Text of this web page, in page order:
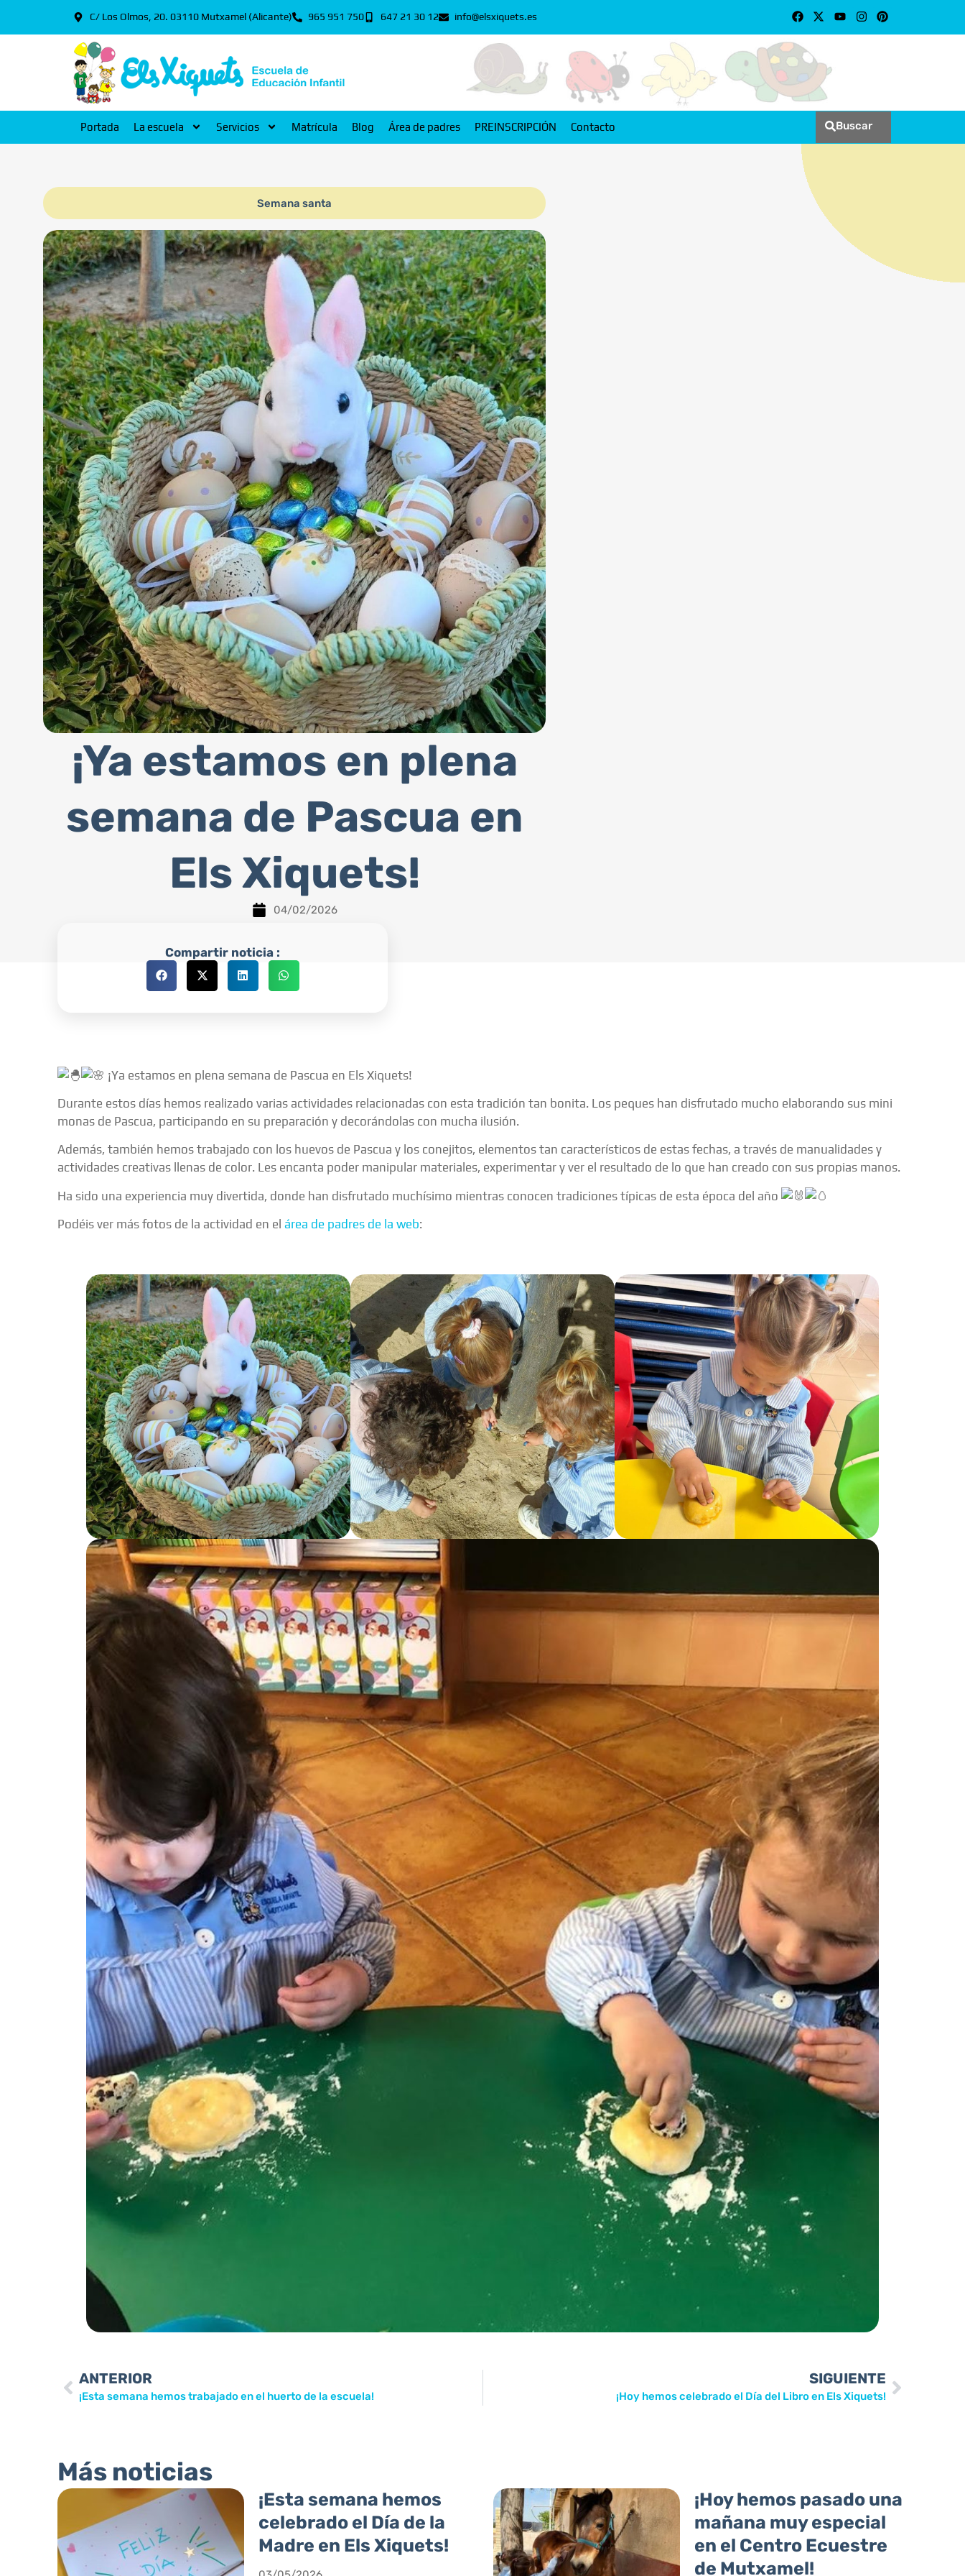
C/ Los Olmos, 20. 03110 Mutxamel (Alicante) 965 951 750 647 21 30 12 info@elsxiquets.es
Portada La escuela Servicios Matrícula Blog Área de padres PREINSCRIPCIÓN Contacto Buscar
Semana santa
¡Ya estamos en plena
semana de Pascua en
Els Xiquets!
04/02/2026
Compartir noticia :
¡Ya estamos en plena semana de Pascua en Els Xiquets!
Durante estos días hemos realizado varias actividades relacionadas con esta tradición tan bonita. Los peques han disfrutado mucho elaborando sus mini
monas de Pascua, participando en su preparación y decorándolas con mucha ilusión.
Además, también hemos trabajado con los huevos de Pascua y los conejitos, elementos tan característicos de estas fechas, a través de manualidades y
actividades creativas llenas de color. Les encanta poder manipular materiales, experimentar y ver el resultado de lo que han creado con sus propias manos.
Ha sido una experiencia muy divertida, donde han disfrutado muchísimo mientras conocen tradiciones típicas de esta época del año
Podéis ver más fotos de la actividad en el área de padres de la web:
ANTERIOR
¡Esta semana hemos trabajado en el huerto de la escuela!
SIGUIENTE
¡Hoy hemos celebrado el Día del Libro en Els Xiquets!
Más noticias
¡Esta semana hemos
celebrado el Día de la
Madre en Els Xiquets!
¡Hoy hemos pasado una
mañana muy especial
en el Centro Ecuestre
de Mutxamel!